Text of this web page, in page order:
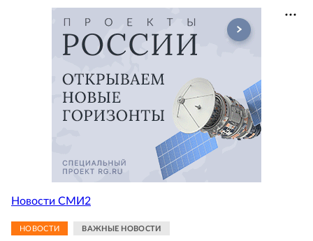
Новости СМИ2
НОВОСТИ ВАЖНЫЕ НОВОСТИ